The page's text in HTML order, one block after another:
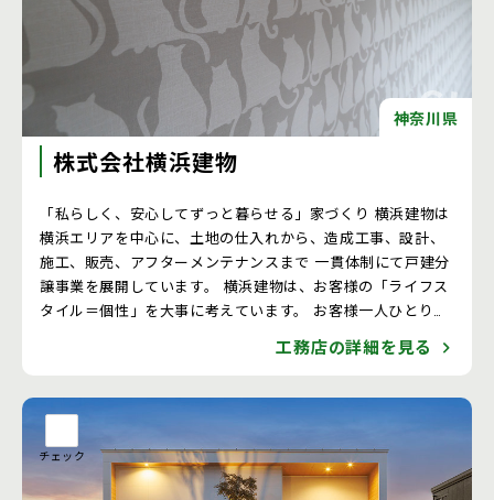
神奈川県
株式会社横浜建物
「私らしく、安心してずっと暮らせる」家づくり 横浜建物は
横浜エリアを中心に、土地の仕入れから、造成工事、設計、
施工、販売、アフターメンテナンスまで 一貫体制にて戸建分
譲事業を展開しています。 横浜建物は、お客様の「ライフス
タイル＝個性」を大事に考えています。 お客様一人ひとりの
家づくりの想いをしっかりと受けとめて、ご満足頂けるお住
工務店の詳細を見る
チェック